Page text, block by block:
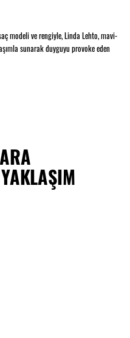
modeli ve rengiyle, Linda Lehto, mavi-
sunarak duyguyu provoke eden